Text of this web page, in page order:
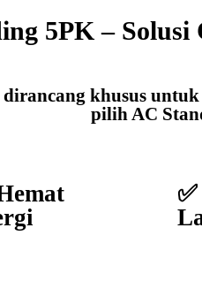
5PK –
khusus
pilih AC